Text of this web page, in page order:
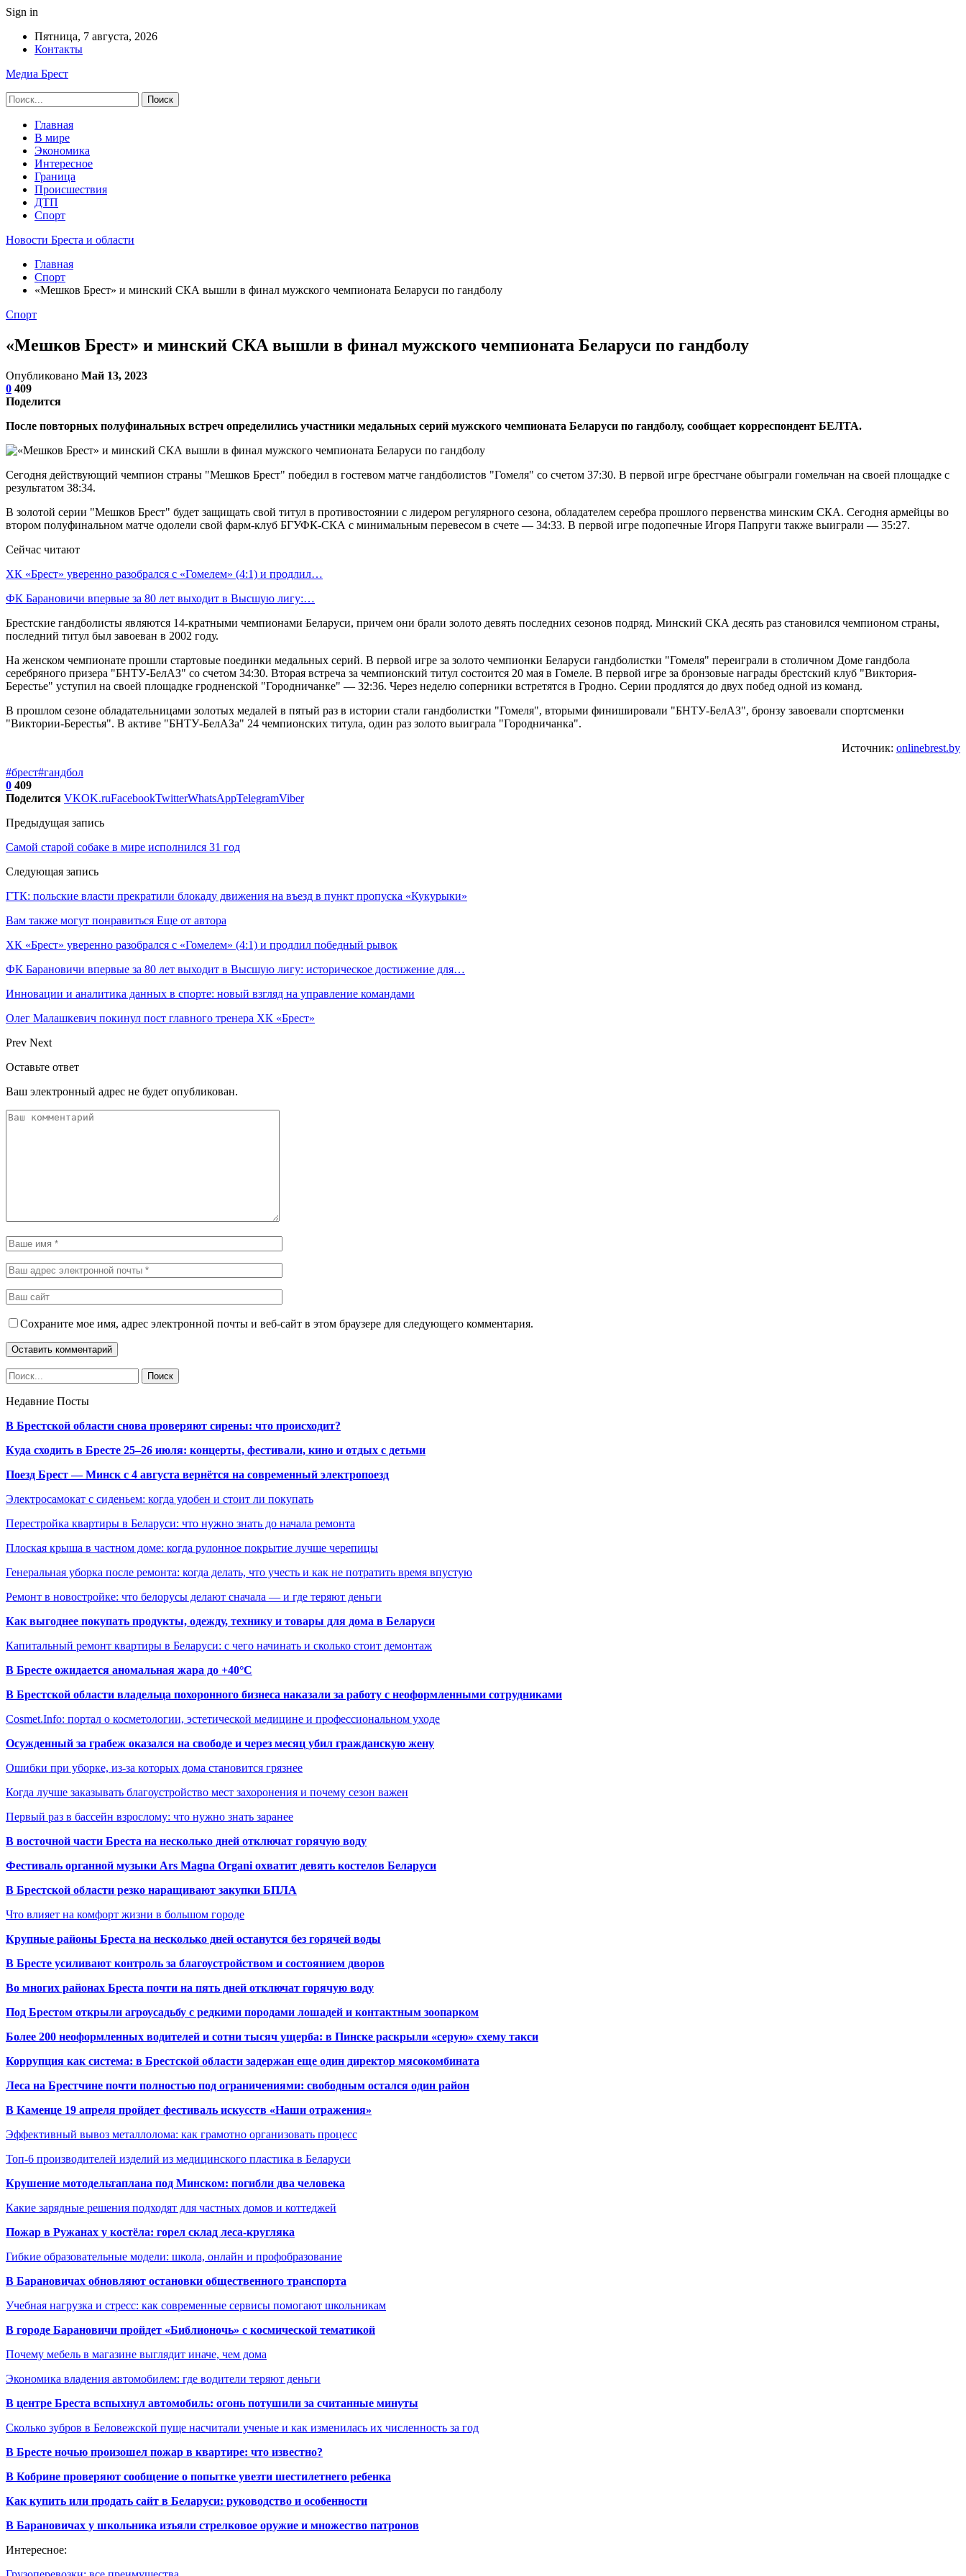
Sign in
Пятница, 7 августа, 2026
Контакты
Медиа Брест
Главная
В мире
Экономика
Интересное
Граница
Происшествия
ДТП
Спорт
Новости Бреста и области
Главная
Спорт
«Мешков Брест» и минский СКА вышли в финал мужского чемпионата Беларуси по гандболу
Спорт
«Мешков Брест» и минский СКА вышли в финал мужского чемпионата Беларуси по гандболу
Опубликовано Май 13, 2023
0 409
Поделится
После повторных полуфинальных встреч определились участники медальных серий мужского чемпионата Беларуси по гандболу, сообщает корреспондент БЕЛТА.
Сегодня действующий чемпион страны "Мешков Брест" победил в гостевом матче гандболистов "Гомеля" со счетом 37:30. В первой игре брестчане обыграли гомельчан на своей площадке с
результатом 38:34.
В золотой серии "Мешков Брест" будет защищать свой титул в противостоянии с лидером регулярного сезона, обладателем серебра прошлого первенства минским СКА. Сегодня армейцы во
втором полуфинальном матче одолели свой фарм-клуб БГУФК-СКА с минимальным перевесом в счете — 34:33. В первой игре подопечные Игоря Папруги также выиграли — 35:27.
Сейчас читают
ХК «Брест» уверенно разобрался с «Гомелем» (4:1) и продлил…
ФК Барановичи впервые за 80 лет выходит в Высшую лигу:…
Брестские гандболисты являются 14-кратными чемпионами Беларуси, причем они брали золото девять последних сезонов подряд. Минский СКА десять раз становился чемпионом страны,
последний титул был завоеван в 2002 году.
На женском чемпионате прошли стартовые поединки медальных серий. В первой игре за золото чемпионки Беларуси гандболистки "Гомеля" переиграли в столичном Доме гандбола
серебряного призера "БНТУ-БелАЗ" со счетом 34:30. Вторая встреча за чемпионский титул состоится 20 мая в Гомеле. В первой игре за бронзовые награды брестский клуб "Виктория-
Берестье" уступил на своей площадке гродненской "Городничанке" — 32:36. Через неделю соперники встретятся в Гродно. Серии продлятся до двух побед одной из команд.
В прошлом сезоне обладательницами золотых медалей в пятый раз в истории стали гандболистки "Гомеля", вторыми финишировали "БНТУ-БелАЗ", бронзу завоевали спортсменки
"Виктории-Берестья". В активе "БНТУ-БелАЗа" 24 чемпионских титула, один раз золото выиграла "Городничанка".
Источник: onlinebrest.by
#брест#гандбол
0 409
Поделится VKOK.ruFacebookTwitterWhatsAppTelegramViber
Предыдущая запись
Самой старой собаке в мире исполнился 31 год
Следующая запись
ГТК: польские власти прекратили блокаду движения на въезд в пункт пропуска «Кукурыки»
Вам также могут понравиться Еще от автора
ХК «Брест» уверенно разобрался с «Гомелем» (4:1) и продлил победный рывок
ФК Барановичи впервые за 80 лет выходит в Высшую лигу: историческое достижение для…
Инновации и аналитика данных в спорте: новый взгляд на управление командами
Олег Малашкевич покинул пост главного тренера ХК «Брест»
Prev Next
Оставьте ответ
Ваш электронный адрес не будет опубликован.
Сохраните мое имя, адрес электронной почты и веб-сайт в этом браузере для следующего комментария.
Недавние Посты
В Брестской области снова проверяют сирены: что происходит?
Куда сходить в Бресте 25–26 июля: концерты, фестивали, кино и отдых с детьми
Поезд Брест — Минск с 4 августа вернётся на современный электропоезд
Электросамокат с сиденьем: когда удобен и стоит ли покупать
Перестройка квартиры в Беларуси: что нужно знать до начала ремонта
Плоская крыша в частном доме: когда рулонное покрытие лучше черепицы
Генеральная уборка после ремонта: когда делать, что учесть и как не потратить время впустую
Ремонт в новостройке: что белорусы делают сначала — и где теряют деньги
Как выгоднее покупать продукты, одежду, технику и товары для дома в Беларуси
Капитальный ремонт квартиры в Беларуси: с чего начинать и сколько стоит демонтаж
В Бресте ожидается аномальная жара до +40°C
В Брестской области владельца похоронного бизнеса наказали за работу с неоформленными сотрудниками
Cosmet.Info: портал о косметологии, эстетической медицине и профессиональном уходе
Осужденный за грабеж оказался на свободе и через месяц убил гражданскую жену
Ошибки при уборке, из-за которых дома становится грязнее
Когда лучше заказывать благоустройство мест захоронения и почему сезон важен
Первый раз в бассейн взрослому: что нужно знать заранее
В восточной части Бреста на несколько дней отключат горячую воду
Фестиваль органной музыки Ars Magna Organi охватит девять костелов Беларуси
В Брестской области резко наращивают закупки БПЛА
Что влияет на комфорт жизни в большом городе
Крупные районы Бреста на несколько дней останутся без горячей воды
В Бресте усиливают контроль за благоустройством и состоянием дворов
Во многих районах Бреста почти на пять дней отключат горячую воду
Под Брестом открыли агроусадьбу с редкими породами лошадей и контактным зоопарком
Более 200 неоформленных водителей и сотни тысяч ущерба: в Пинске раскрыли «серую» схему такси
Коррупция как система: в Брестской области задержан еще один директор мясокомбината
Леса на Брестчине почти полностью под ограничениями: свободным остался один район
В Каменце 19 апреля пройдет фестиваль искусств «Наши отражения»
Эффективный вывоз металлолома: как грамотно организовать процесс
Топ-6 производителей изделий из медицинского пластика в Беларуси
Крушение мотодельтаплана под Минском: погибли два человека
Какие зарядные решения подходят для частных домов и коттеджей
Пожар в Ружанах у костёла: горел склад леса-кругляка
Гибкие образовательные модели: школа, онлайн и профобразование
В Барановичах обновляют остановки общественного транспорта
Учебная нагрузка и стресс: как современные сервисы помогают школьникам
В городе Барановичи пройдет «Библионочь» с космической тематикой
Почему мебель в магазине выглядит иначе, чем дома
Экономика владения автомобилем: где водители теряют деньги
В центре Бреста вспыхнул автомобиль: огонь потушили за считанные минуты
Сколько зубров в Беловежской пуще насчитали ученые и как изменилась их численность за год
В Бресте ночью произошел пожар в квартире: что известно?
В Кобрине проверяют сообщение о попытке увезти шестилетнего ребенка
Как купить или продать сайт в Беларуси: руководство и особенности
В Барановичах у школьника изъяли стрелковое оружие и множество патронов
Интересное: